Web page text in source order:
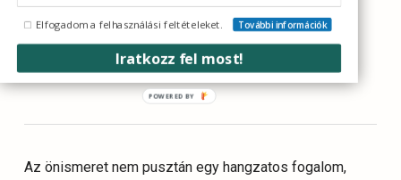
Az önismeret, mint a
változás kulcsa.
Az önismeret nem pusztán egy hangzatos fogalom,
Iratkozz fel most!
Elfogadom a felhasználási feltételeket. További információk